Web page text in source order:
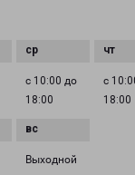
с 10:00 до
18:00
с
18:00
Выходной